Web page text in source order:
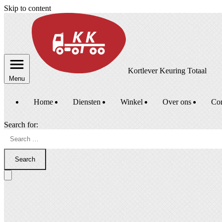
Skip to content
Menu
Kortlever Keuring Totaal
Home Diensten Winkel Over ons
Search for:
Search